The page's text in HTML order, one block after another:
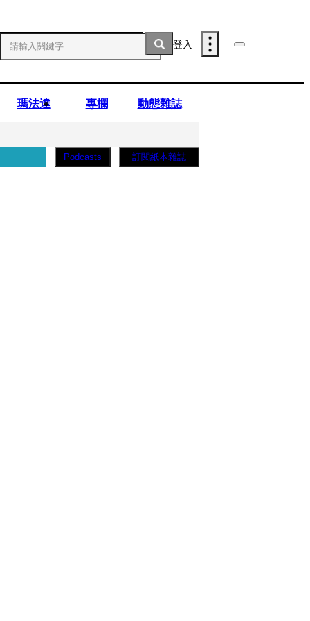
登入
瑪法達 專欄 動態雜誌
Podcasts 訂閱紙本雜誌